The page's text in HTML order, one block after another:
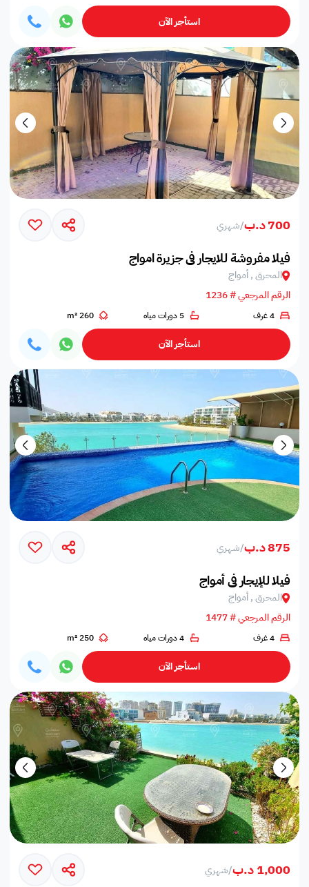
استأجر الآن
700 د.ب /شهري
فيلا مفروشة للايجار في جزيرة امواج
المحرق , أمواج
الرقم المرجعي # 1236
4 غرف 5 دورات مياه 260 m²
استأجر الآن
875 د.ب /شهري
فيلا للإيجار في أمواج
المحرق , أمواج
الرقم المرجعي # 1477
4 غرف 4 دورات مياه 250 m²
استأجر الآن
1,000 د.ب /شهري